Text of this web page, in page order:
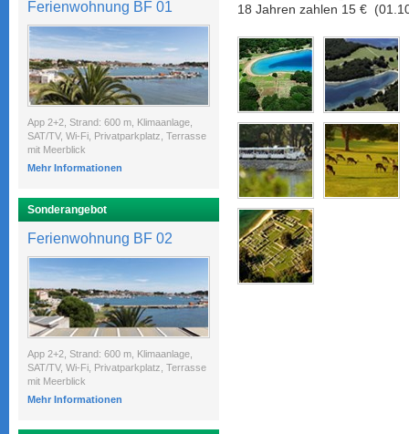
Ferienwohnung BF 01
App 2+2, Strand: 600 m, Klimaanlage,
SAT/TV, Wi-Fi, Privatparkplatz, Terrasse
mit Meerblick
Mehr Informationen
Sonderangebot
Ferienwohnung BF 02
App 2+2, Strand: 600 m, Klimaanlage,
SAT/TV, Wi-Fi, Privatparkplatz, Terrasse
mit Meerblick
Mehr Informationen
18 Jahren zahlen 15 €